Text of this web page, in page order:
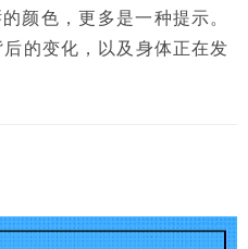
颜色，更多是一种提示。
的变化，以及身体正在发